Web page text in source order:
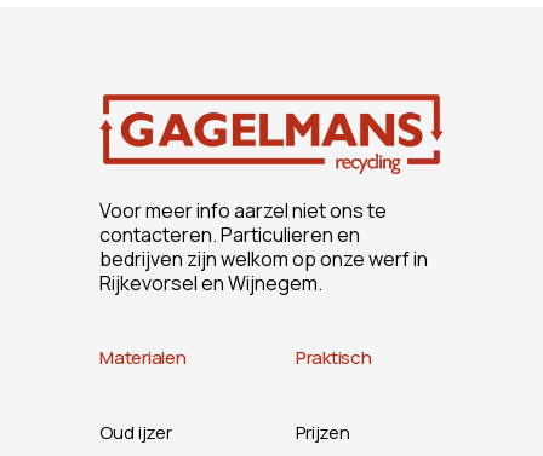
Voor meer info aarzel niet ons te
contacteren. Particulieren en
bedrijven zijn welkom op onze werf in
Rijkevorsel en Wijnegem.
Materialen
Oud ijzer
Praktisch
Prijzen